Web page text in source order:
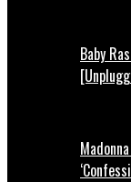
Baby